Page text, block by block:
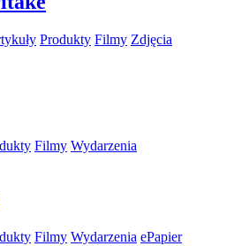
Produkty Filmy Zdjęcia
Filmy Wydarzenia
Filmy Wydarzenia ePapier